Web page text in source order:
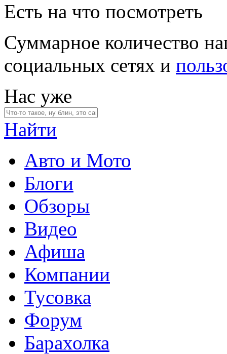
Есть на что посмотреть
Суммарное количество
социальных сетях и
Нас уже
Найти
Авто и Мото
Блоги
Обзоры
Видео
Афиша
Компании
Тусовка
Форум
Барахолка